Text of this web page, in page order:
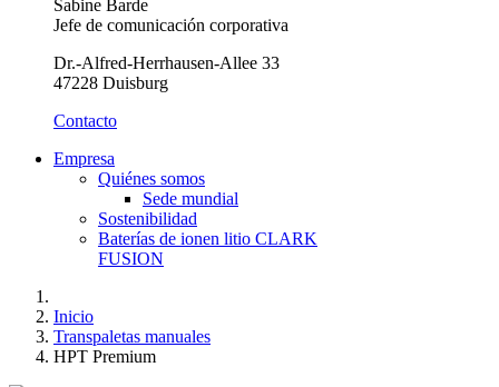
Sabine Barde
Jefe de comunicación corporativa
Dr.-Alfred-Herrhausen-Allee 33
47228 Duisburg
Contacto
Empresa
Quiénes somos
Sede mundial
Sostenibilidad
Baterías de ionen litio CLARK
FUSION
Inicio
Transpaletas manuales
HPT Premium